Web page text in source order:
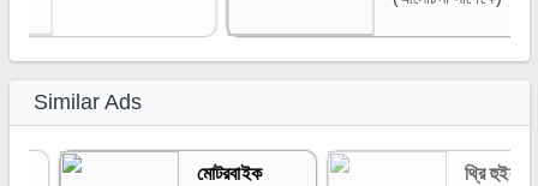
Similar Ads
মোটরবাইক
থ্রি হুইলার